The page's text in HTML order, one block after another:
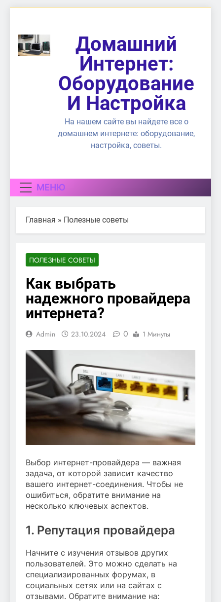
содержимому
Домашний
Интернет:
Оборудование
И Настройка
На нашем сайте вы найдете все о
домашнем интернете: оборудование,
настройка, советы.
МЕНЮ
Главная » Полезные советы
ПОЛЕЗНЫЕ СОВЕТЫ
Как выбрать
надежного провайдера
интернета?
Admin 23.10.2024 0 1 Минуты
Выбор интернет-провайдера — важная
задача, от которой зависит качество
вашего интернет-соединения. Чтобы не
ошибиться, обратите внимание на
несколько ключевых аспектов.
1. Репутация провайдера
Начните с изучения отзывов других
пользователей. Это можно сделать на
специализированных форумах, в
социальных сетях или на сайтах с
отзывами. Обратите внимание на: